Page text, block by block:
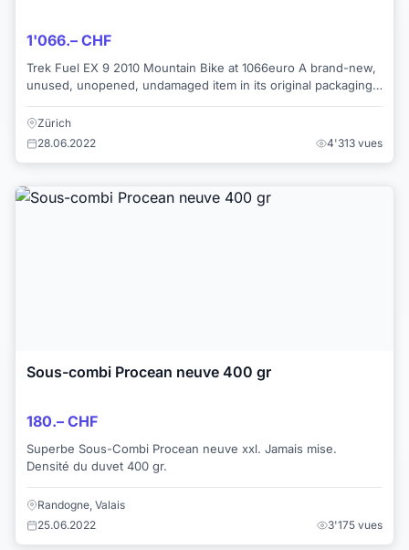
1'066.– CHF
Trek Fuel EX 9 2010 Mountain Bike at 1066euro A brand-new,
unused, unopened, undamaged item in its original packaging
Zürich
28.06.2022
4'313 vues
Sous-combi Procean neuve 400 gr
180.– CHF
Superbe Sous-Combi Procean neuve xxl. Jamais mise.
Densité du duvet 400 gr.
Randogne, Valais
25.06.2022
3'175 vues